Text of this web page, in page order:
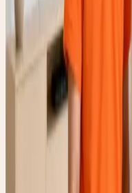
信息化先锋： 上海家政
力量，正式参与国家“十
范项目。
四、 产教融合与高标准人
好阿姨是培养出来的。
了官方认可的实训体系：
上海开放大学家政专业实